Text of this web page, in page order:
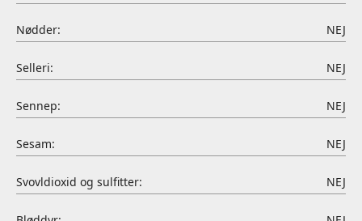
Nødder: NEJ
Selleri: NEJ
Sennep: NEJ
Sesam: NEJ
Svovldioxid og sulfitter: NEJ